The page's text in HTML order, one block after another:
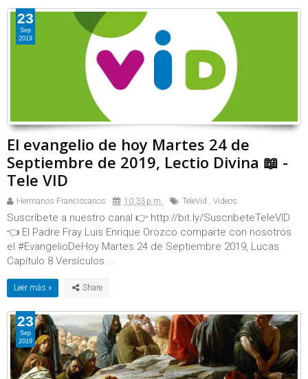
El evangelio de hoy Martes 24 de
Septiembre de 2019, Lectio Divina 📖 -
Tele VID
Hermanos Franciscanos 10:33 p.m. TeleVid , Videos
Suscríbete a nuestro canal 👉 http://bit.ly/SuscribeteTeleVID
👈 El Padre Fray Luis Enrique Orozco comparte con nosotros
el #EvangelioDeHoy Martes 24 de Septiembre 2019, Lucas
Capítulo 8 Versículos ...
Leer más »
23
Sep
2019
23
Sep
2019